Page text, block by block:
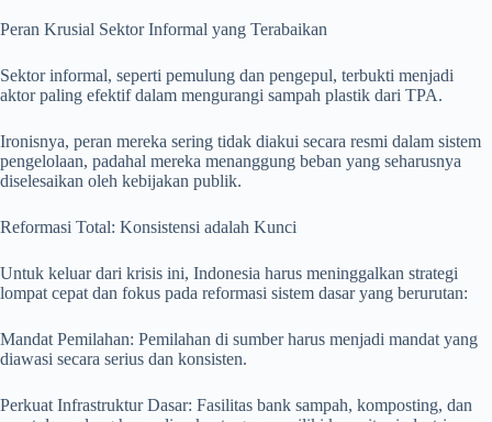
Peran Krusial Sektor Informal yang Terabaikan
Sektor informal, seperti pemulung dan pengepul, terbukti menjadi
aktor paling efektif dalam mengurangi sampah plastik dari TPA.
Ironisnya, peran mereka sering tidak diakui secara resmi dalam sistem
pengelolaan, padahal mereka menanggung beban yang seharusnya
diselesaikan oleh kebijakan publik.
Reformasi Total: Konsistensi adalah Kunci
Untuk keluar dari krisis ini, Indonesia harus meninggalkan strategi
lompat cepat dan fokus pada reformasi sistem dasar yang berurutan:
Mandat Pemilahan: Pemilahan di sumber harus menjadi mandat yang
diawasi secara serius dan konsisten.
Perkuat Infrastruktur Dasar: Fasilitas bank sampah, komposting, dan